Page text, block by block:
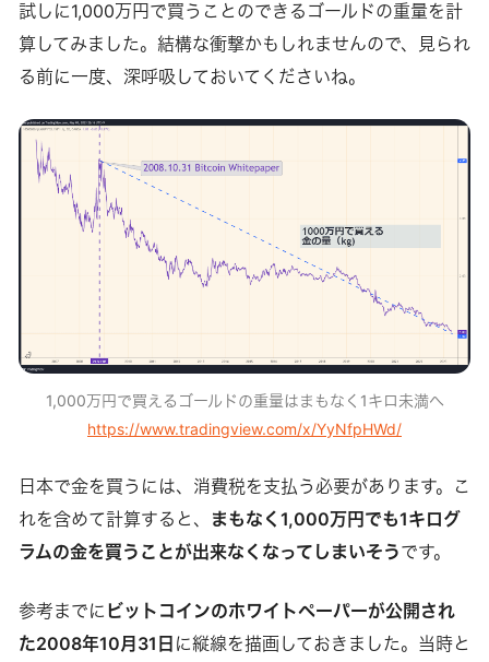
試しに1,000万円で買うことのできるゴールドの重量を計
算してみました。結構な衝撃かもしれませんので、見られ
る前に一度、深呼吸しておいてくださいね。
1,000万円で買えるゴールドの重量はまもなく1キロ未満へ
https://www.tradingview.com/x/YyNfpHWd/
日本で金を買うには、消費税を支払う必要があります。こ
れを含めて計算すると、
まもなく1,000万円でも1キログ
ラムの金を買うことが出来なくなってしまいそうです。
参考までに ビットコインのホワイトペーパーが公開され
た2008年10月31日 に縦線を描画しておきました。当時と